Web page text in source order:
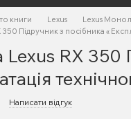
книги Lexus
Lexus
350 Підручник з посібника «
Lexus RX 350
Написати відгук